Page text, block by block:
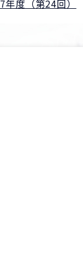
年度（第24回）